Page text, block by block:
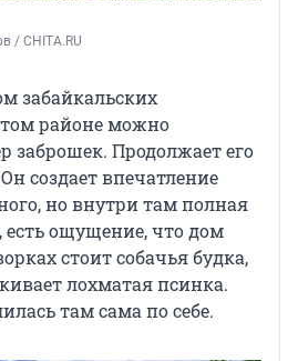
/ CHITA.RU
забайкальских
районе можно
заброшек. Продолжает его
создает впечатление
но внутри там полная
есть ощущение, что дом
стоит собачья будка,
лохматая псинка.
там сама по себе.